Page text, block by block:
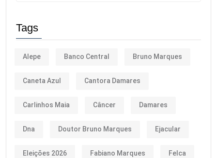
Tags
Alepe Banco Central Bruno Marques
Caneta Azul Cantora Damares
Carlinhos Maia Câncer Damares
Dna Doutor Bruno Marques Ejacular
Eleições 2026 Fabiano Marques Felca